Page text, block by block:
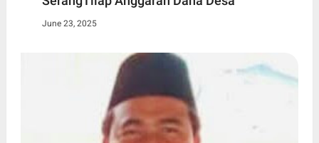
June 23, 2025